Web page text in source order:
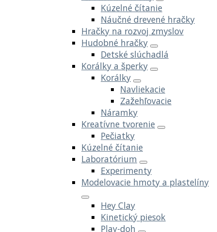
Kúzelné čítanie
Náučné drevené hračky
Hračky na rozvoj zmyslov
Hudobné hračky
Detské slúchadlá
Korálky a šperky
Korálky
Navliekacie
Zažehľovacie
Náramky
Kreatívne tvorenie
Pečiatky
Kúzelné čítanie
Laboratórium
Experimenty
Modelovacie hmoty a plastelíny
Hey Clay
Kinetický piesok
Play-doh